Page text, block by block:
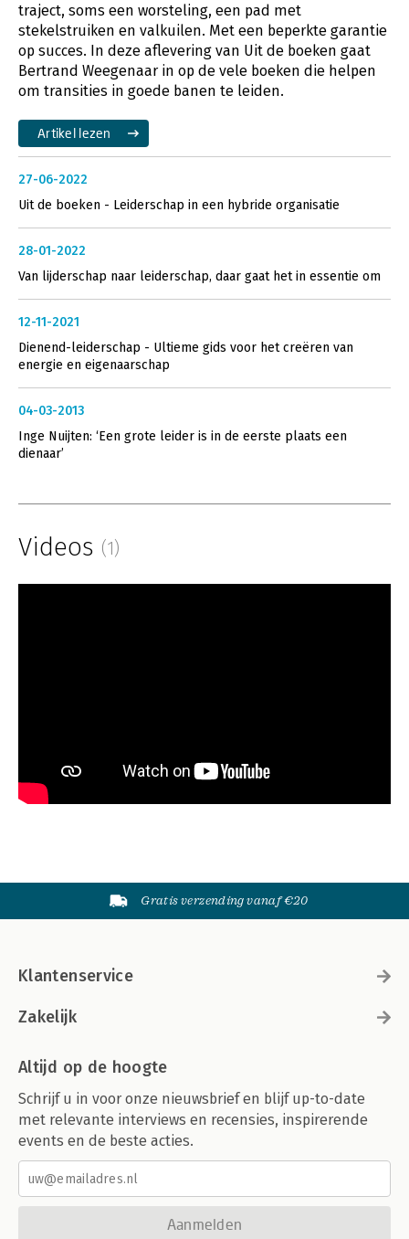
traject, soms een worsteling, een pad met
stekelstruiken en valkuilen. Met een beperkte garantie
op succes. In deze aflevering van Uit de boeken gaat
Bertrand Weegenaar in op de vele boeken die helpen
om transities in goede banen te leiden.
Artikel lezen
27-06-2022
Uit de boeken - Leiderschap in een hybride organisatie
28-01-2022
Van lijderschap naar leiderschap, daar gaat het in essentie om
12-11-2021
Dienend-leiderschap - Ultieme gids voor het creëren van
energie en eigenaarschap
04-03-2013
Inge Nuijten: ‘Een grote leider is in de eerste plaats een
dienaar’
Videos (1)
Gratis verzending vanaf €20
Klantenservice
Zakelijk
Altijd op de hoogte
Schrijf u in voor onze nieuwsbrief en blijf up-to-date
met relevante interviews en recensies, inspirerende
events en de beste acties.
Aanmelden